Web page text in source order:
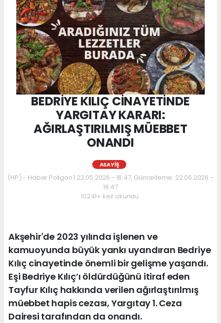
BEDRİYE KILIÇ CİNAYETİNDE
YARGITAY KARARI:
AĞIRLAŞTIRILMIŞ MÜEBBET
ONANDI
ASAYIŞ
(HP) - Haber Poligon | 22.05.2026 - 16:47, Güncelleme: 22.05.2026 -
16:47
10241+ kez okundu.
Akşehir'de 2023 yılında işlenen ve
kamuoyunda büyük yankı uyandıran Bedriye
Kılıç cinayetinde önemli bir gelişme yaşandı.
Eşi Bedriye Kılıç’ı öldürdüğünü itiraf eden
Tayfur Kılıç hakkında verilen ağırlaştırılmış
müebbet hapis cezası, Yargıtay 1. Ceza
Dairesi tarafından da onandı.